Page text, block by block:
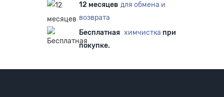
12 месяцев для обмена и
возврата
Бесплатная химчистка при
покупке.